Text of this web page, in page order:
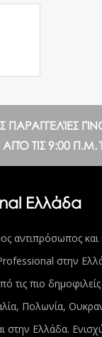
ΤΙΣ 9:00 Π.Μ.
Ελλάδα
αντιπρόσωπος και
στην
τις πιο
Πολωνία,
στην Ελλάδα.